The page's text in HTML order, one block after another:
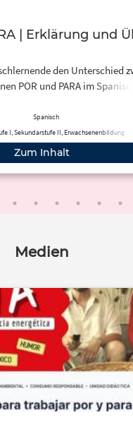
| Erklärung und
den Unterschied
POR und PARA im
Übung mit Lösungen.
Spanisch
I, Sekundarstufe II, Erwachsenenbildung
Zum Inhalt
Medien